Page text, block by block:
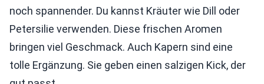
noch spannender. Du kannst Kräuter wie Dill oder
Petersilie verwenden. Diese frischen Aromen
bringen viel Geschmack. Auch Kapern sind eine
tolle Ergänzung. Sie geben einen salzigen Kick, der